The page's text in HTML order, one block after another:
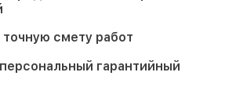
смету работ
гарантийный